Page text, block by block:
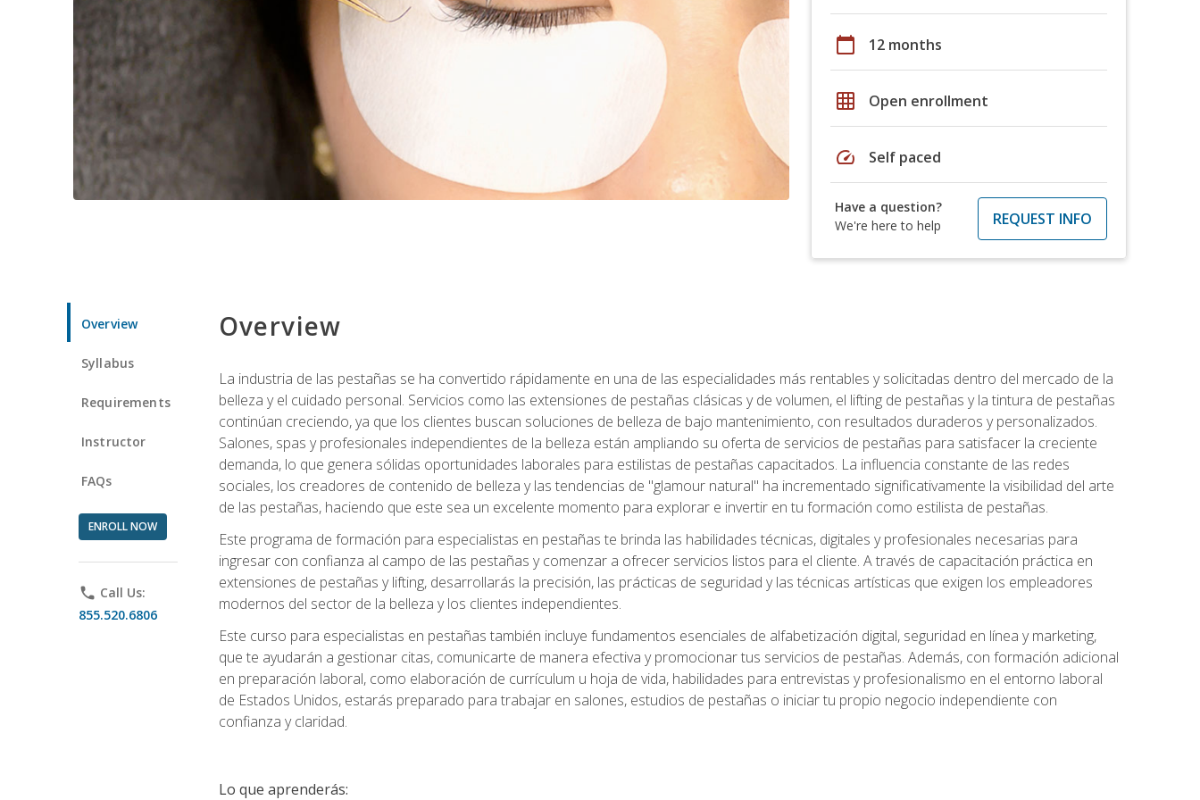
calendar_today 12 months
grid_on Open enrollment
speed Self paced
Have a question?
We're here to help
REQUEST INFO
Overview
Syllabus
Requirements
Instructor
FAQs
ENROLL NOW
phone Call Us:
855.520.6806
Overview
La industria de las pestañas se ha convertido rápidamente en una de las especialidades más rentables y solicitadas dentro del mercado de la
belleza y el cuidado personal. Servicios como las extensiones de pestañas clásicas y de volumen, el lifting de pestañas y la tintura de pestañas
continúan creciendo, ya que los clientes buscan soluciones de belleza de bajo mantenimiento, con resultados duraderos y personalizados.
Salones, spas y profesionales independientes de la belleza están ampliando su oferta de servicios de pestañas para satisfacer la creciente
demanda, lo que genera sólidas oportunidades laborales para estilistas de pestañas capacitados. La influencia constante de las redes
sociales, los creadores de contenido de belleza y las tendencias de "glamour natural" ha incrementado significativamente la visibilidad del arte
de las pestañas, haciendo que este sea un excelente momento para explorar e invertir en tu formación como estilista de pestañas.
Este programa de formación para especialistas en pestañas te brinda las habilidades técnicas, digitales y profesionales necesarias para
ingresar con confianza al campo de las pestañas y comenzar a ofrecer servicios listos para el cliente. A través de capacitación práctica en
extensiones de pestañas y lifting, desarrollarás la precisión, las prácticas de seguridad y las técnicas artísticas que exigen los empleadores
modernos del sector de la belleza y los clientes independientes.
Este curso para especialistas en pestañas también incluye fundamentos esenciales de alfabetización digital, seguridad en línea y marketing,
que te ayudarán a gestionar citas, comunicarte de manera efectiva y promocionar tus servicios de pestañas. Además, con formación adicional
en preparación laboral, como elaboración de currículum u hoja de vida, habilidades para entrevistas y profesionalismo en el entorno laboral
de Estados Unidos, estarás preparado para trabajar en salones, estudios de pestañas o iniciar tu propio negocio independiente con
confianza y claridad.
Lo que aprenderás: